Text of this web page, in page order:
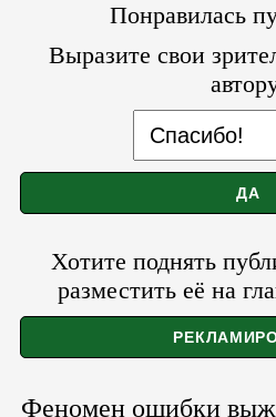
Понравилась
Выразите свои
Хотите поднять
разместить её на
Феномен ошибки